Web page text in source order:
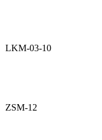
LKM-03-10
ZSM-12